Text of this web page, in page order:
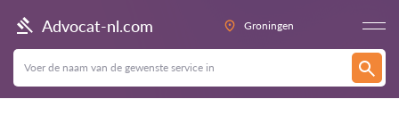
Advocat-nl.com Groningen
Terug